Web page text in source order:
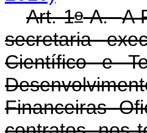
Art. 1o-A.A
secretaria
Científico e
Financeiras